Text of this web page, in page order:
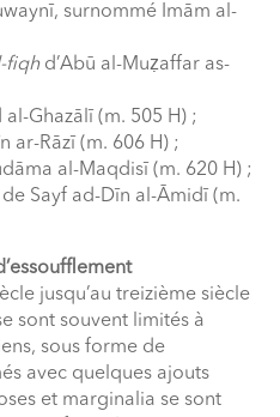
surnommé Imām al-
fiqhd’Abū al-Muẓaffar as-
al-Ghazālī (m. 505 H) ;
ar-Rāzī (m. 606 H) ;
al-Maqdisī (m. 620 H) ;
de Sayf ad-Dīn al-Āmidī (m.
jusqu’au treizième siècle
sont souvent limités à
sous forme de
avec quelques ajouts
et marginalia se sont